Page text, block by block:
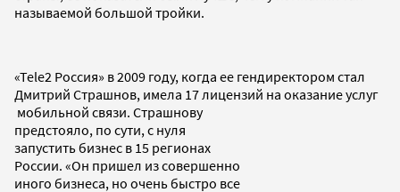
называемой большой тройки.
«Tele2 Россия» в 2009 году, когда ее гендиректором стал
Дмитрий Страшнов, имела 17 лицензий на оказание услуг
мобильной связи. Страшнову
предстояло, по сути, с нуля
запустить бизнес в 15 регионах
России. «Он пришел из совершенно
иного бизнеса, но очень быстро все